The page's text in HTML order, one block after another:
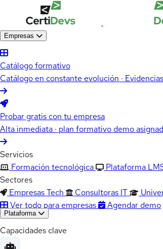
Empresas
Catálogo formativo
Catálogo en constante evolución ·
Probar gratis con tu empresa
Alta inmediata · plan formativo demo
Servicios
Formación tecnológica
Plataforma
Sectores
Empresas Tech
Consultoras IT
Ver todo para empresas
Agendar demo
Plataforma
Capacidades clave